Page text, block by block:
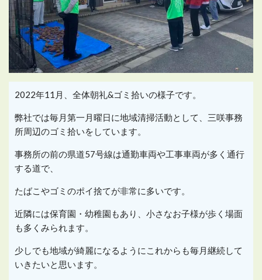
2022年11月、全体朝礼&ゴミ拾いの様子です。
弊社では毎月第一月曜日に地域清掃活動として、三咲事務
所周辺のゴミ拾いをしています。
事務所の前の県道57号線は通勤車両や工事車両が多く通行
する道で、
たばこやゴミのポイ捨てが非常に多いです。
近隣には保育園・幼稚園もあり、小さなお子様が歩く場面
も多くみられます。
少しでも地域が綺麗になるようにこれからも毎月継続して
いきたいと思います。